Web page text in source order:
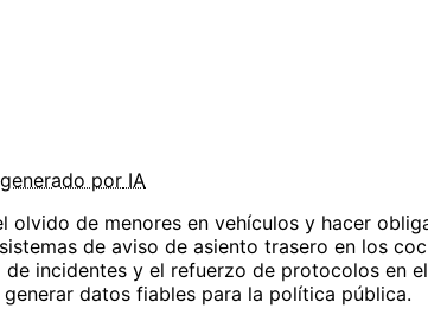
generado por IA
de menores en vehículos y hacer
de aviso de asiento trasero en los
incidentes y el refuerzo de protocolos en
datos fiables para la política pública.